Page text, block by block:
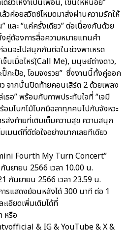
ดี๋ยวเหงาเป็นเพื่อน, เขินให้หน่อย”
วค่อยสวิตช์โหมดมาส่งผ่านความรักให้
ละ “แค่ครั้งเดียว” ต่อเนื่องกันด้วย
คู่ต้องการสื่อความหมายแทนคำ
จะไปสนุกกันต่อในช่วงพาเหรด
บเมื่อไหร่(Call Me), มนุษย์ต่างดาว,
กะป๊อ, โอมจงรวย” ซึ่งงานนี้ทั้งคู่ออก
ว จากนั้นปิดท้ายคอนเสิร์ต 2 ด้วยเพลง
ธอ” พร้อมกับภาพประทับใจที่ “เจมี
อมโบกไม้โบกมือลาทุกคนไปกับจังหวะ
ส่งท้ายที่เติมเต็มความสุข ความสนุก
มนต์ที่ดีต่อใจอย่างมากเลยทีเดียว
Fourth My Turn Concert”
ยายน 2566 เวลา 10.00 น.
กันยายน 2566 เวลา 23.59 น.
รแสดงย้อนหลังได้ 300 นาที ต่อ 1
เอียดเพิ่มเติมได้ที่
หรือ
& IG & YouTube & X &